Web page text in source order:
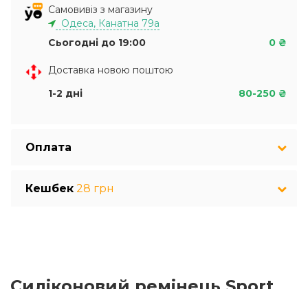
Самовивіз з магазину
Одеса, Канатна 79а
Сьогодні до 19:00
0 ₴
Доставка новою поштою
1-2 дні
80-250 ₴
Оплата
Кешбек 28 грн